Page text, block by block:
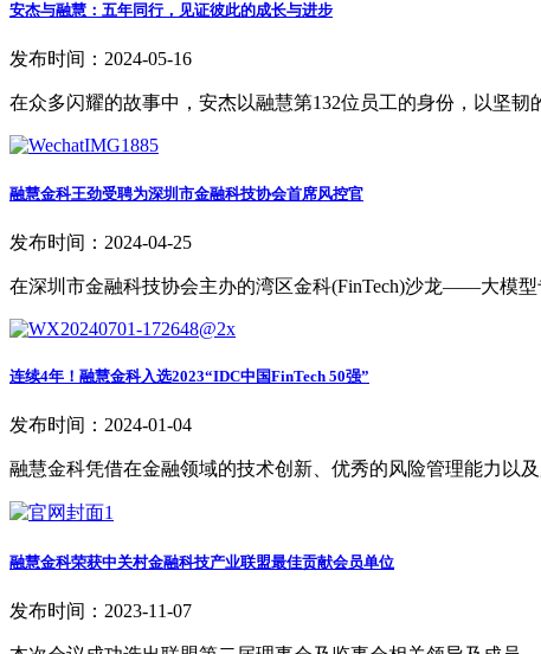
安杰与融慧：五年同行，见证彼此的成长与进步
发布时间：2024-05-16
在众多闪耀的故事中，安杰以融慧第132位员工的身份，以坚
融慧金科王劲受聘为深圳市金融科技协会首席风控官
发布时间：2024-04-25
在深圳市金融科技协会主办的湾区金科(FinTech)沙龙——大模
连续4年！融慧金科入选2023“IDC中国FinTech 50强”
发布时间：2024-01-04
融慧金科凭借在金融领域的技术创新、优秀的风险管理能力以
融慧金科荣获中关村金融科技产业联盟最佳贡献会员单位
发布时间：2023-11-07